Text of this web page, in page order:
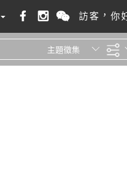
訪客，你
主題徵集